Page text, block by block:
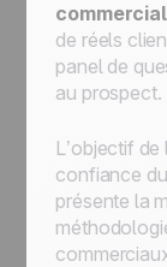
de réels
panel de
au prospect.
L’objectif
confiance
présente la